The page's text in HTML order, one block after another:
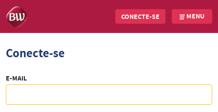
content
CONECTE-SE MENU
Conecte-se
E-MAIL